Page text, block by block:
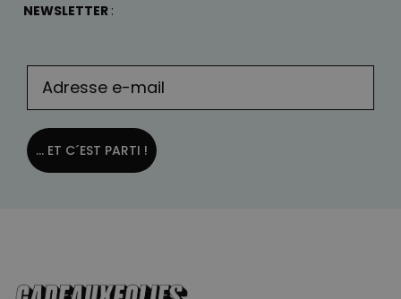
NEWSLETTER :
... ET C´EST PARTI !